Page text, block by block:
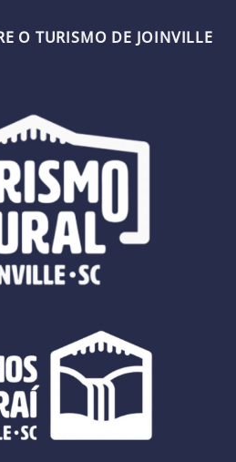
O TURISMO DE JOINVILLE